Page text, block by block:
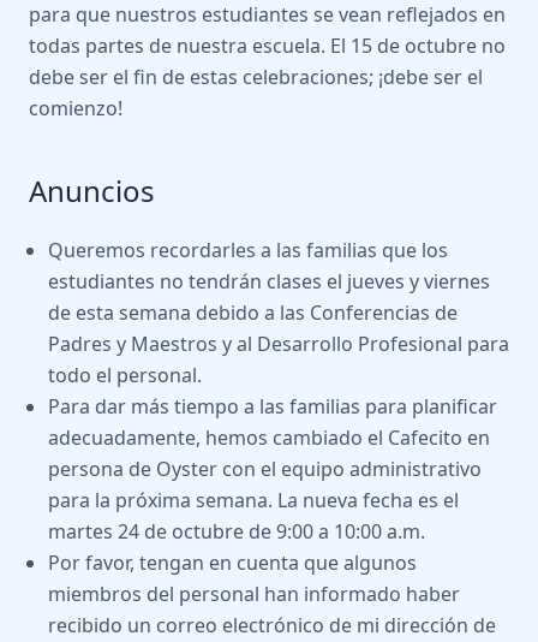
para que nuestros estudiantes se vean reflejados en
todas partes de nuestra escuela. El 15 de octubre no
debe ser el fin de estas celebraciones; ¡debe ser el
comienzo!
Anuncios
Queremos recordarles a las familias que los
estudiantes no tendrán clases el jueves y viernes
de esta semana debido a las Conferencias de
Padres y Maestros y al Desarrollo Profesional para
todo el personal.
Para dar más tiempo a las familias para planificar
adecuadamente, hemos cambiado el Cafecito en
persona de Oyster con el equipo administrativo
para la próxima semana. La nueva fecha es el
martes 24 de octubre de 9:00 a 10:00 a.m.
Por favor, tengan en cuenta que algunos
miembros del personal han informado haber
recibido un correo electrónico de mi dirección de